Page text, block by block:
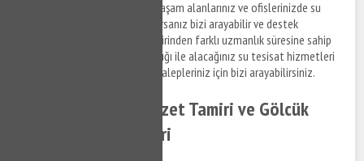
Fıratlilandığı şekildedir. Sizde yaşam alanlarınız ve ofislerinizde su
tesisat ile ilgili bir arıza yaşıyorsanız bizi arayabilir ve destek
taleplerinizi iletebilirsiniz. Birbirinden farklı uzmanlık süresine sahip
anlaşmalı iş ortaklarımız aracılığı ile alacağınız su tesisat hizmetleri
ile ilgili bilgi almak ve destek talepleriniz için bizi arayabilirsiniz.
Gölcük Şirinköy Klozet Tamiri ve Gölcük
Şirinköy Sifon Tamiri